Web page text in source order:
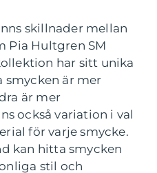
skillnader mellan
Pia Hultgren SM
har sitt unika
smycken är mer
är mer
också variation i val
för varje smycke.
kan hitta smycken
stil och